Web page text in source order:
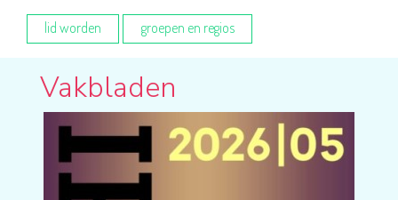
lid worden groepen en regios
Vakbladen